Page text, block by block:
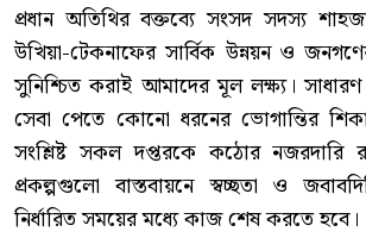
‎প্রধান অতিথির বক্তব্যে সংসদ সদস্য
উখিয়া-টেকনাফের সার্বিক উন্নয়ন ও
সুনিশ্চিত করাই আমাদের মূল লক্ষ্য।
সেবা পেতে কোনো ধরনের ভোগান্তির
সংশ্লিষ্ট সকল দপ্তরকে কঠোর নজরদারি
প্রকল্পগুলো বাস্তবায়নে স্বচ্ছতা ও
নির্ধারিত সময়ের মধ্যে কাজ শেষ করতে হবে।